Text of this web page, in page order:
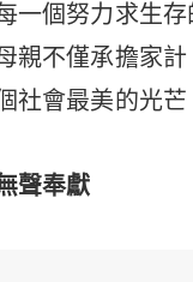
一個努力求生
親不僅承擔家
社會最美的光芒
聲奉獻